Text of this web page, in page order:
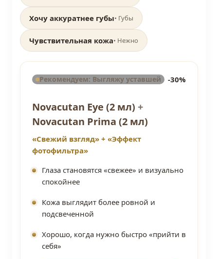
Хочу аккуратнее губы• Губы
Чувствительная кожа• Нежно
Рекомендуем: Выгляжу уставшей -30%
Novacutan Eye (2 мл) +
Novacutan Prima (2 мл)
«Свежий взгляд» + «Эффект
фотофильтра»
Глаза становятся «свежее» и визуально
спокойнее
Кожа выглядит более ровной и
подсвеченной
Хорошо, когда нужно быстро «прийти в
себя»